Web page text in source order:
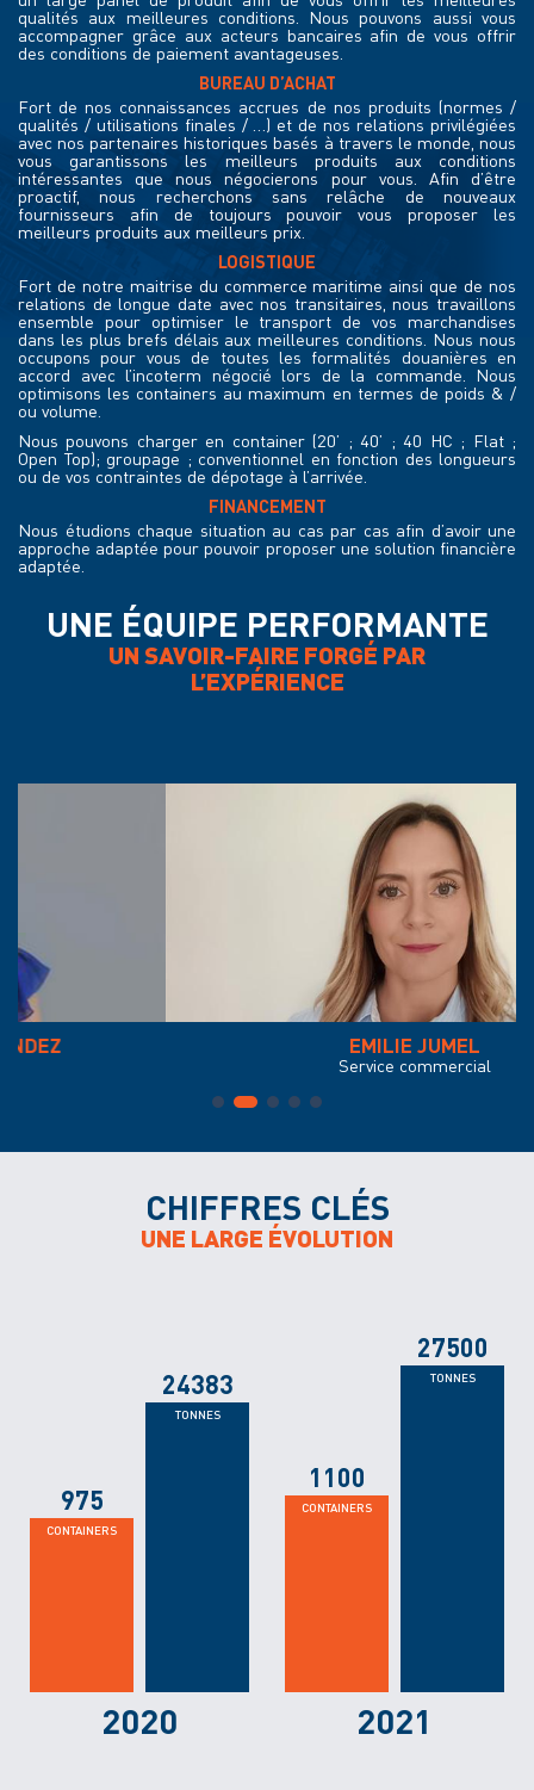
qualités aux meilleures conditions. Nous pouvons aussi vous
accompagner grâce aux acteurs bancaires afin de vous offrir
des conditions de paiement avantageuses.
BUREAU D’ACHAT
Fort de nos connaissances accrues de nos produits (normes /
qualités / utilisations finales / …) et de nos relations privilégiées
avec nos partenaires historiques basés à travers le monde, nous
vous garantissons les meilleurs produits aux conditions
intéressantes que nous négocierons pour vous. Afin d’être
proactif, nous recherchons sans relâche de nouveaux
fournisseurs afin de toujours pouvoir vous proposer les
meilleurs produits aux meilleurs prix.
LOGISTIQUE
Fort de notre maitrise du commerce maritime ainsi que de nos
relations de longue date avec nos transitaires, nous travaillons
ensemble pour optimiser le transport de vos marchandises
dans les plus brefs délais aux meilleures conditions. Nous nous
occupons pour vous de toutes les formalités douanières en
accord avec l’incoterm négocié lors de la commande. Nous
optimisons les containers au maximum en termes de poids & /
ou volume.
Nous pouvons charger en container (20’ ; 40’ ; 40 HC ; Flat ;
Open Top); groupage ; conventionnel en fonction des longueurs
ou de vos contraintes de dépotage à l’arrivée.
FINANCEMENT
Nous étudions chaque situation au cas par cas afin d’avoir une
approche adaptée pour pouvoir proposer une solution financière
adaptée.
UNE ÉQUIPE PERFORMANTE
UN SAVOIR-FAIRE FORGÉ PAR
L’EXPÉRIENCE
Service commercial
CHIFFRES CLÉS
UNE LARGE ÉVOLUTION
975
24383
2020
1100
27500
2021